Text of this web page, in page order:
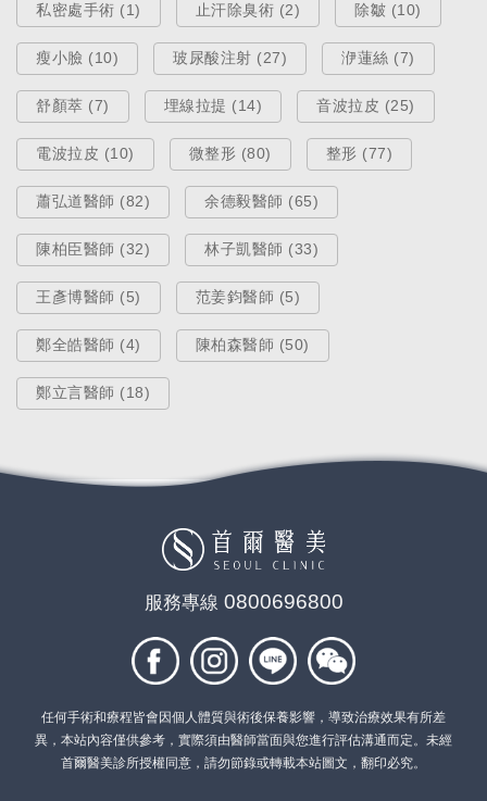
整形手術
【自體脂肪隆乳（豐胸）手術】把
脂肪放在對的位置／素人實證 Tina
Dec 30, 2019
【果凍矽膠隆乳手術】超美胸 自然
飽滿水滴／素人實證 Kiki
私密處手術 (1) 止汗除臭術 (2) 除皺 (10)
瘦小臉 (10) 玻尿酸注射 (27) 洢蓮絲 (7)
舒顏萃 (7) 埋線拉提 (14) 音波拉皮 (25)
電波拉皮 (10) 微整形 (80) 整形 (77)
蕭弘道醫師 (82) 余德毅醫師 (65)
陳柏臣醫師 (32) 林子凱醫師 (33)
王彥博醫師 (5) 范姜鈞醫師 (5)
鄭全皓醫師 (4) 陳柏森醫師 (50)
鄭立言醫師 (18)
服務專線 0800696800
任何手術和療程皆會因個人體質與術後保養影響，導致治療效果有所差
異，本站內容僅供參考，實際須由醫師當面與您進行評估溝通而定。未經
首爾醫美診所授權同意，請勿節錄或轉載本站圖文，翻印必究。